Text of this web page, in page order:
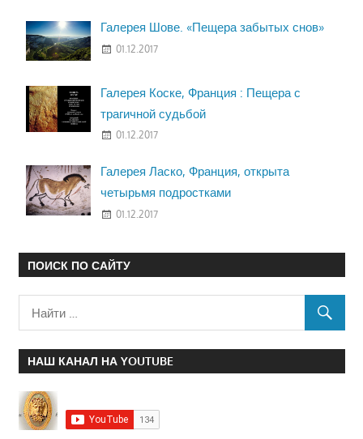
Галерея Шове. «Пещера забытых снов»
01.12.2017
Галерея Коске, Франция : Пещера с
трагичной судьбой
01.12.2017
Галерея Ласко, Франция, открыта
четырьмя подростками
01.12.2017
ПОИСК ПО САЙТУ
НАШ КАНАЛ НА YOUTUBE